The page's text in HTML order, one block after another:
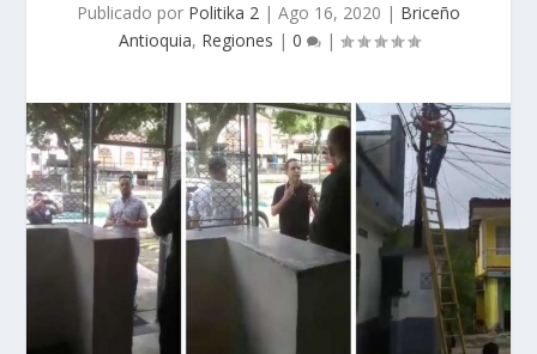
Publicado por Politika 2 | Ago 16, 2020 | Briceño
Antioquia, Regiones | 0 |